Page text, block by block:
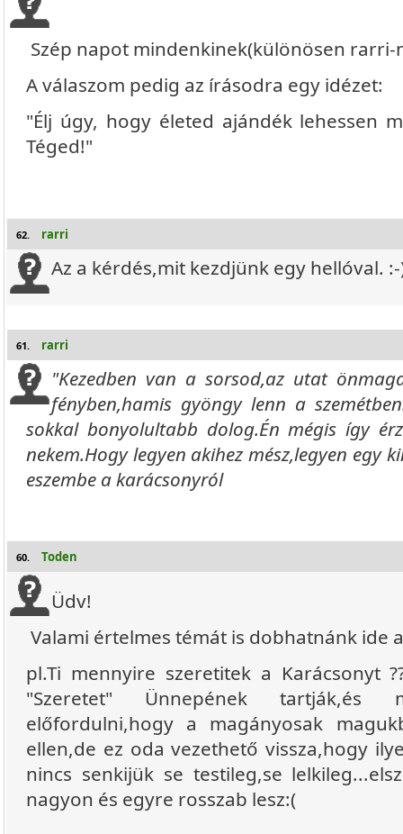
Szép napot mindenkinek(különösen rarri-
A válaszom pedig az írásodra egy idézet:
"Élj úgy, hogy életed ajándék lehessen
Téged!"
62. rarri
Az a kérdés,mit kezdjünk egy hellóval.
61. rarri
"Kezedben van a sorsod,az utat
fényben,hamis gyöngy lenn a
sokkal bonyolultabb dolog.Én mégis így
nekem.Hogy legyen akihez mész,legyen
eszembe a karácsonyról
60. Toden
Üdv!
Valami értelmes témát is dobhatnánk ide
pl.Ti mennyire szeretitek a Karácsonyt
"Szeretet" Ünnepének tartják,és
előfordulni,hogy a magányosak
ellen,de ez oda vezethető vissza,hogy
nincs senkijük se testileg,se
nagyon és egyre rosszab lesz:(